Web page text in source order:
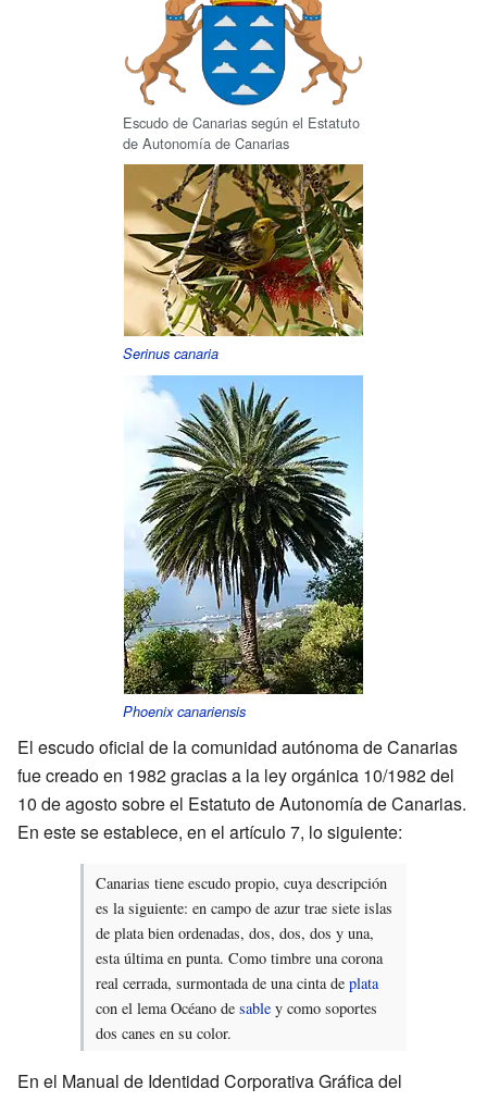
Escudo de Canarias según el Estatuto
de Autonomía de Canarias
Serinus canaria
Phoenix canariensis
El escudo oficial de la comunidad autónoma de Canarias
fue creado en 1982 gracias a la ley orgánica 10/1982 del
10 de agosto sobre el Estatuto de Autonomía de Canarias.
En este se establece, en el artículo 7, lo siguiente:
Canarias tiene escudo propio, cuya descripción
es la siguiente: en campo de azur trae siete islas
de plata bien ordenadas, dos, dos, dos y una,
esta última en punta. Como timbre una corona
real cerrada, surmontada de una cinta deplata
con el lema Océano desable y como soportes
dos canes en su color.
En el Manual de Identidad Corporativa Gráfica del